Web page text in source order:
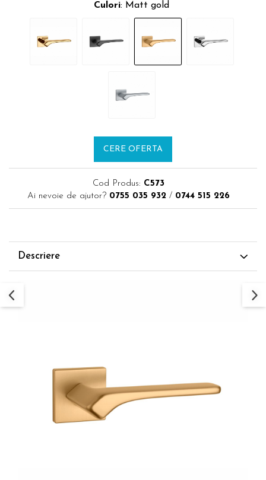
Culori: Matt gold
CERE OFERTA
Cod Produs: C573
Ai nevoie de ajutor? 0755 035 932 / 0744 515 226
Descriere